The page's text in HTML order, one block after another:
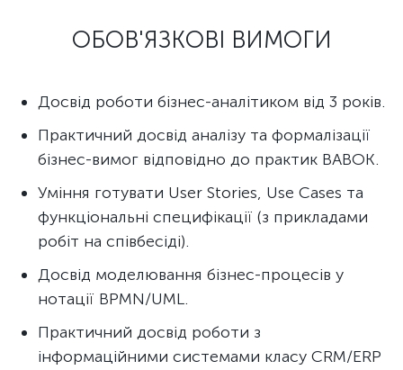
ОБОВ'ЯЗКОВІ ВИМОГИ
Досвід роботи бізнес-аналітиком від 3 років.
Практичний досвід аналізу та формалізації
бізнес-вимог відповідно до практик BABOK.
Уміння готувати User Stories, Use Cases та
функціональні специфікації (з прикладами
робіт на співбесіді).
Досвід моделювання бізнес-процесів у
нотації BPMN/UML.
Практичний досвід роботи з
інформаційними системами класу CRM/ERP